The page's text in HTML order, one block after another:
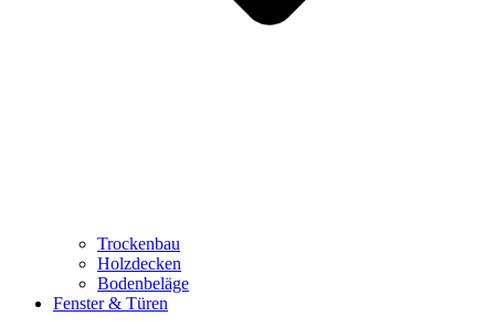
Trockenbau
Holzdecken
Bodenbeläge
Fenster & Türen